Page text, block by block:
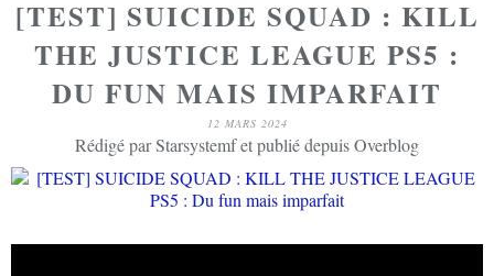
[TEST] SUICIDE SQUAD : KILL
THE JUSTICE LEAGUE PS5 :
DU FUN MAIS IMPARFAIT
12 MARS 2024
Rédigé par Starsystemf et publié depuis Overblog